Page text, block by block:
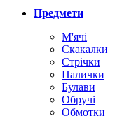
Предмети
М'ячі
Скакалки
Стрічки
Палички
Булави
Обручі
Обмотки